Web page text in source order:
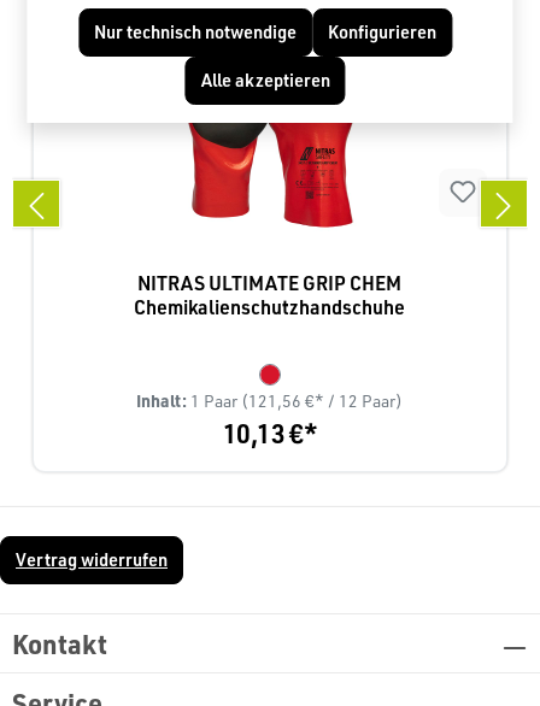
NITRAS ULTIMATE GRIP CHEM
Chemikalienschutzhandschuhe
Inhalt: 1 Paar (121,56 €* / 12 Paar)
10,13 €*
Vertrag widerrufen
Kontakt
Nur technisch notwendige Konfigurieren
Alle akzeptieren